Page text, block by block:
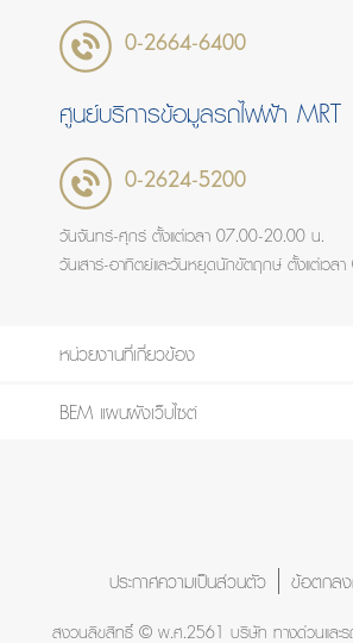
0-2664-6400
ศูนย์บริการข้อมูลรถไฟฟ้า MRT
0-2624-5200
วันจันทร์-ศุกร์ ตั้งแต่เวลา 07.00-20.00 น.
วันเสาร์-อาทิตย์และวันหยุดนักขัตฤกษ์ ตั้งแต่เว
หน่วยงานที่เกี่ยวข้อง
BEM แผนผังเว็บไซต์
ประกาศความเป็นส่วนตัว ข้อตกลง
สงวนลิขสิทธิ์ © พ.ศ.2561 บริษัท ทางด่วนและร